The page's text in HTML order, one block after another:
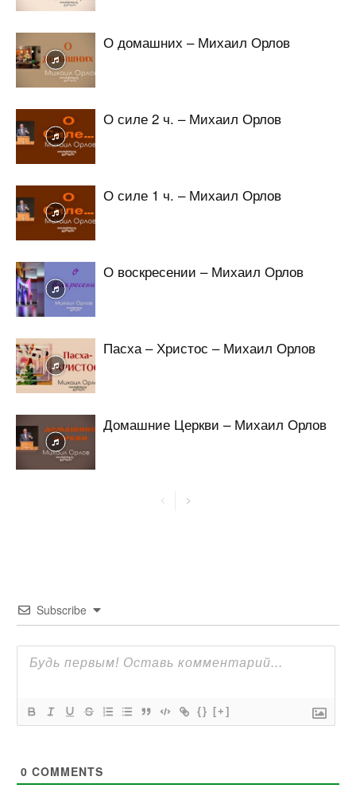
О домашних – Михаил Орлов
О силе 2 ч. – Михаил Орлов
О силе 1 ч. – Михаил Орлов
О воскресении – Михаил Орлов
Пасха – Христос – Михаил Орлов
Домашние Церкви – Михаил Орлов
Subscribe
{} [+]
0 COMMENTS